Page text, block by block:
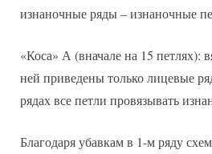
изнаночные ряды – изнаночные
«Коса» А (вначале на 15 петлях):
ней приведены только лицевые
рядах все петли провязывать
Благодаря убавкам в 1-м ряду